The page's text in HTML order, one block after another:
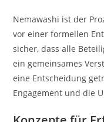
Nemawashi ist der
vor einer formellen
sicher, dass alle
ein gemeinsames
eine Entscheidung
Engagement und die